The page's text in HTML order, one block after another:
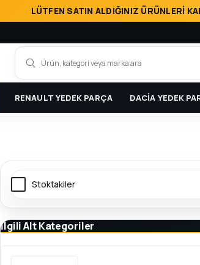
LÜTFEN SATIN ALDIĞINIZ ÜRÜNLERİ
RENAULT YEDEK PARÇA DACİA YEDEK
Stoktakiler
İlgili Alt Kategoriler